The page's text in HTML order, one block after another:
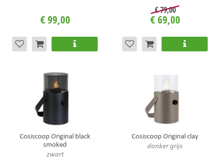
€99,00
€79,00
€69,00
Cosiscoop Original black
smoked
zwart
Cosiscoop Original clay
donker grijs